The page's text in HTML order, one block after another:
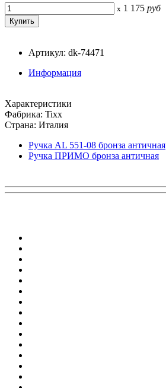
x 1 175 руб
Артикул: dk-74471
Информация
Характеристики
Фабрика: Tixx
Страна: Италия
Ручка AL 551-08 бронза античная
Ручка ПРИМО бронза античная